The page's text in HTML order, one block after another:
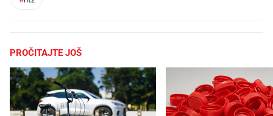
PROČITAJTE JOŠ